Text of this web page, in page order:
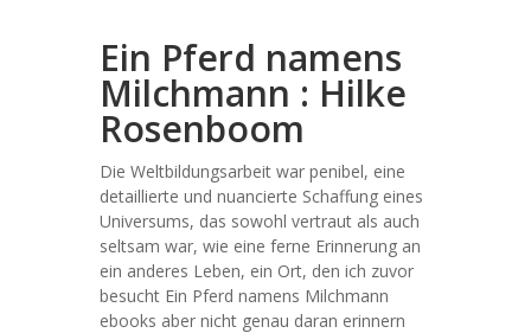
Ein Pferd namens
Milchmann : Hilke
Rosenboom
Die Weltbildungsarbeit war penibel, eine
detaillierte und nuancierte Schaffung eines
Universums, das sowohl vertraut als auch
seltsam war, wie eine ferne Erinnerung an
ein anderes Leben, ein Ort, den ich zuvor
besucht Ein Pferd namens Milchmann
ebooks aber nicht genau daran erinnern